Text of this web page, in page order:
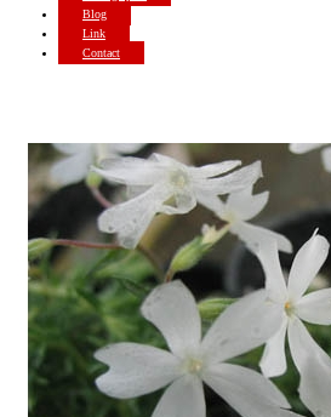
Blog
Link
Contact